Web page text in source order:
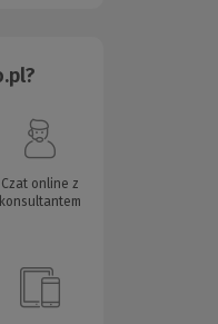
Czat online z
konsultantem